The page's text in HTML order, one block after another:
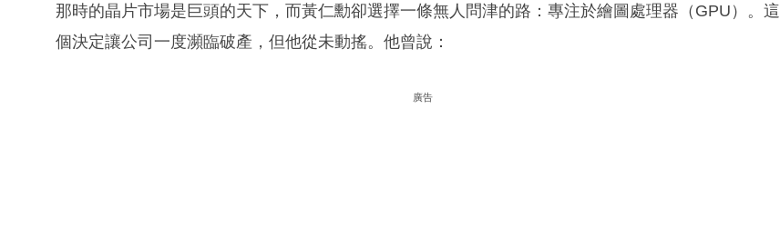
那時的晶片市場是巨頭的天下，而黃仁勳卻選擇一條無人問津的路：專注於繪圖處理器（GPU）。這
個決定讓公司一度瀕臨破產，但他從未動搖。他曾說：
廣告